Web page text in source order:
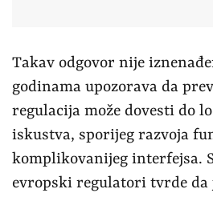
Takav odgovor nije
godinama upozorava da
regulacija može dovesti do
iskustva, sporijeg razvoja
komplikovanijeg interfejsa.
evropski regulatori tvrde da